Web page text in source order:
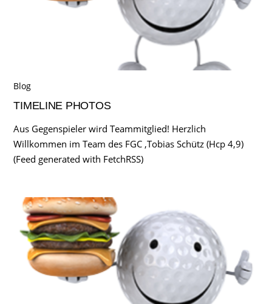
Blog
TIMELINE PHOTOS
Aus Gegenspieler wird Teammitglied! Herzlich
Willkommen im Team des FGC ,Tobias Schütz (Hcp 4,9)
(Feed generated with FetchRSS)